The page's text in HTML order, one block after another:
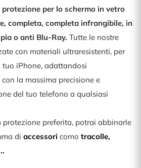
protezione per lo schermo in vetro
completa, completa infrangibile, in
o anti Blu-Ray. Tutte le nostre
con materiali ultraresistenti, per
iPhone, adattandosi
la massima precisione e
del tuo telefono a qualsiasi
preferita, potrai abbinarle
di accessori como tracolle,